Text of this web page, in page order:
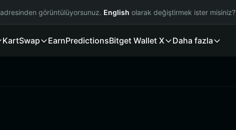
adresinden görüntülüyorsunuz. English olarak değiştirmek ister misiniz?
KartSwap EarnPredictionsBitget Wallet X Daha fazla